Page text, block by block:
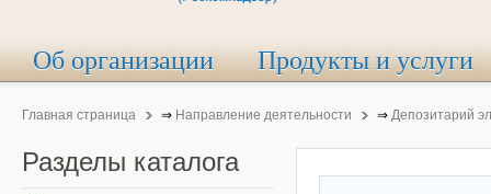
Об организации Продукты и услуги
Главная страница ⇒ Направление деятельности ⇒ Депозитарий
Разделы каталога